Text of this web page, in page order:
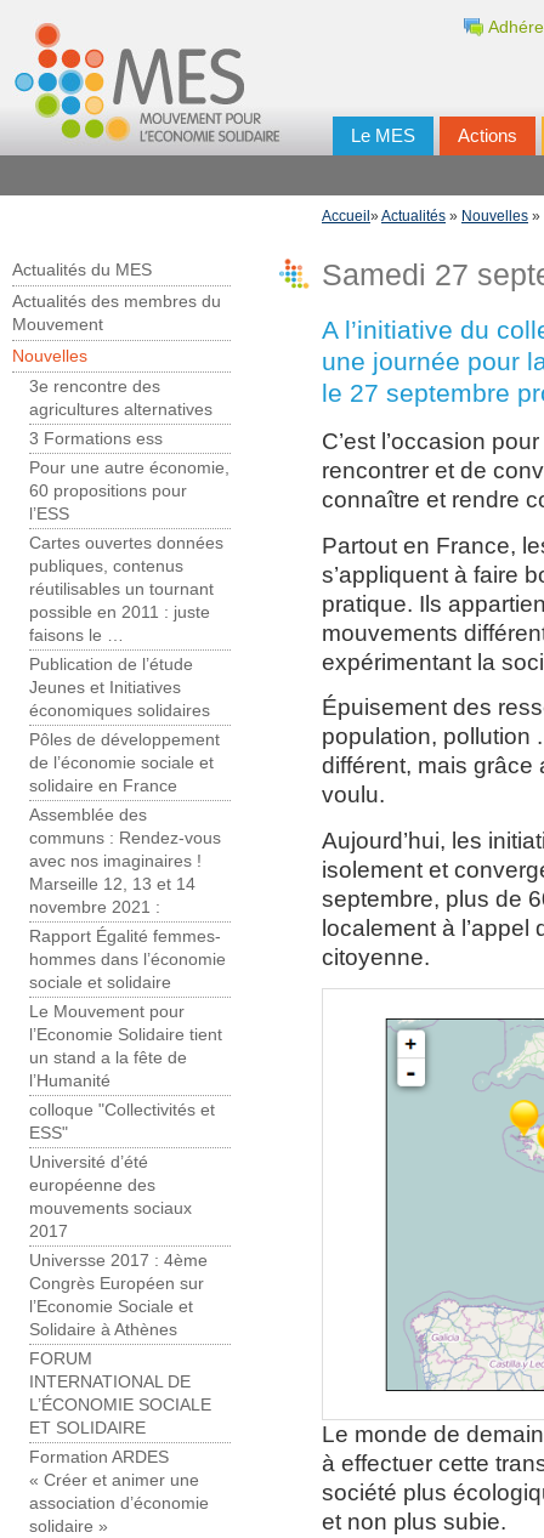
Le MES Actions
Accueil »Actualités » Nouvelles »
Actualités du MES
Actualités des membres du
Mouvement
Nouvelles
3e rencontre des
agricultures alternatives
3 Formations ess
Pour une autre économie,
60 propositions pour
l’ESS
Cartes ouvertes données
publiques, contenus
réutilisables un tournant
possible en 2011 : juste
faisons le …
Publication de l’étude
Jeunes et Initiatives
économiques solidaires
Pôles de développement
de l’économie sociale et
solidaire en France
Assemblée des
communs : Rendez-vous
avec nos imaginaires !
Marseille 12, 13 et 14
novembre 2021 :
Rapport Égalité femmes-
hommes dans l’économie
sociale et solidaire
Le Mouvement pour
l’Economie Solidaire tient
un stand a la fête de
l’Humanité
colloque "Collectivités et
ESS"
Université d’été
européenne des
mouvements sociaux
2017
Universse 2017 : 4ème
Congrès Européen sur
l’Economie Sociale et
Solidaire à Athènes
FORUM
INTERNATIONAL DE
L’ÉCONOMIE SOCIALE
ET SOLIDAIRE
Formation ARDES
« Créer et animer une
association d’économie
solidaire »
Samedi 27
A l’initiative du
une journée pour
le 27 septembre
C’est l’occasion
rencontrer et de
connaître et rendre
Partout en France,
s’appliquent à faire
pratique. Ils
mouvements
expérimentant la
Épuisement des
population, pollution
différent, mais grâce
voulu.
Aujourd’hui, les
isolement et
septembre, plus de
localement à l’appel
citoyenne.
Le monde de
à effectuer cette
société plus
et non plus subie.